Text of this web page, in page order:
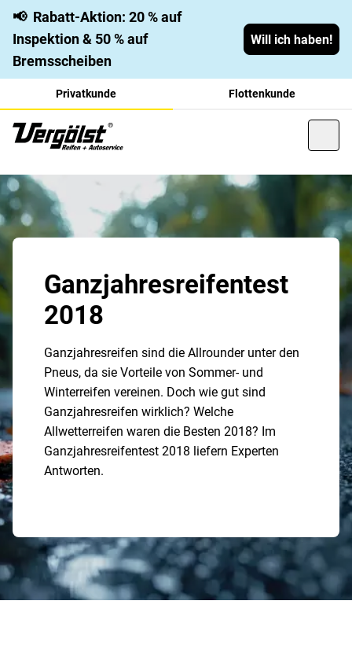
📢 Rabatt-Aktion: 20 % auf
Inspektion & 50 % auf
Bremsscheiben
Will ich haben!
Privatkunde Flottenkunde
Ganzjahresreifentest
2018
Ganzjahresreifen sind die Allrounder unter den
Pneus, da sie Vorteile von Sommer- und
Winterreifen vereinen. Doch wie gut sind
Ganzjahresreifen wirklich? Welche
Allwetterreifen waren die Besten 2018? Im
Ganzjahresreifentest 2018 liefern Experten
Antworten.